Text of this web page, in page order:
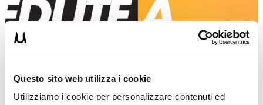
Questo sito web utilizza i cookie
Utilizziamo i cookie per personalizzare contenuti ed